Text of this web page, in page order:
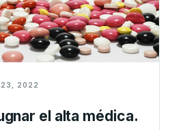
23, 2022
el alta médica.